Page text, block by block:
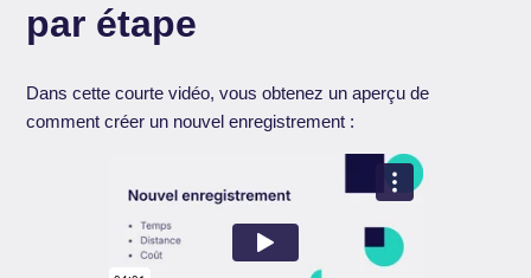
par étape
Dans cette courte vidéo, vous obtenez un aperçu de
comment créer un nouvel enregistrement :